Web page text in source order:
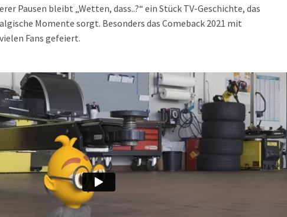
Pausen bleibt „Wetten, dass..?“ ein Stück TV-Geschichte, das
Momente sorgt. Besonders das Comeback 2021 mit
Fans gefeiert.